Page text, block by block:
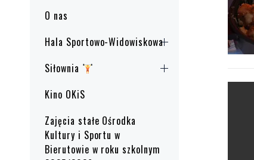
O nas
Hala Sportowo-Widowiskowa
Siłownia
Kino OKiS
Zajęcia stałe Ośrodka
Kultury i Sportu w
Bierutowie w roku szkolnym